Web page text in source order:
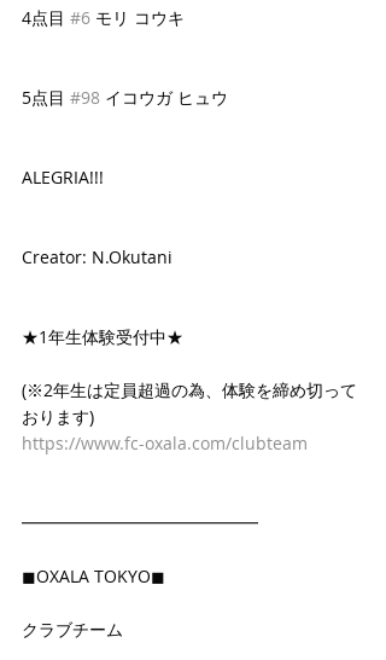
4点目 #6 モリ コウキ
5点目 #98 イコウガ ヒュウ
ALEGRIA!!!
Creator: N.Okutani
★1年生体験受付中★
(※2年生は定員超過の為、体験を締め切って
おります)
https://www.fc-oxala.com/clubteam
━━━━━━━━━━━━━━
◼OXALA TOKYO◼
クラブチーム